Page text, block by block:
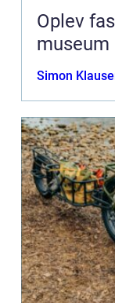
Oplev
museum
Simon